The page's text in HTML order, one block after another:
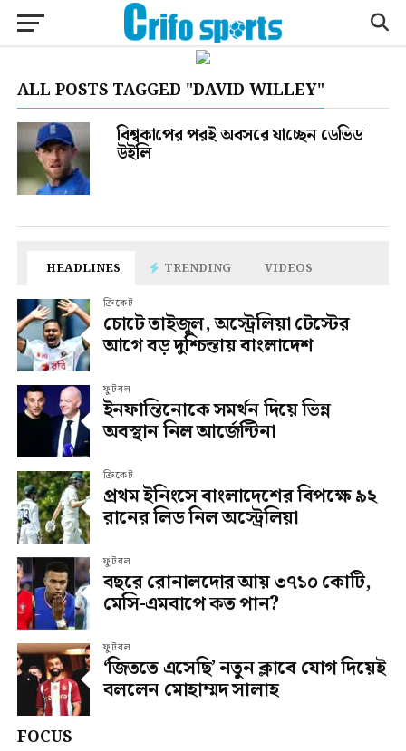
ALL POSTS TAGGED "DAVID WILLEY"
বিশ্বকাপের পরই অবসরে যাচ্ছেন ডেভিড
উইলি
HEADLINES TRENDING VIDEOS
ক্রিকেট
চোটে তাইজুল, অস্ট্রেলিয়া টেস্টের
আগে বড় দুশ্চিন্তায় বাংলাদেশ
ফুটবল
ইনফান্তিনোকে সমর্থন দিয়ে ভিন্ন
অবস্থান নিল আর্জেন্টিনা
ক্রিকেট
প্রথম ইনিংসে বাংলাদেশের বিপক্ষে ৯২
রানের লিড নিল অস্ট্রেলিয়া
ফুটবল
বছরে রোনালদোর আয় ৩৭১০ কোটি,
মেসি-এমবাপে কত পান?
ফুটবল
‘জিততে এসেছি’ নতুন ক্লাবে যোগ দিয়েই
বললেন মোহাম্মদ সালাহ
FOCUS